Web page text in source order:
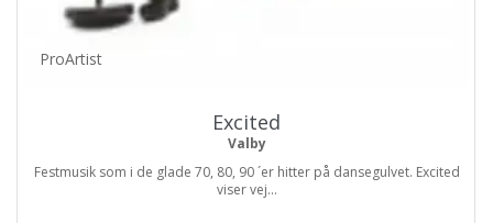
ProArtist
Excited
Valby
Festmusik som i de glade 70, 80, 90 ´er hitter på dansegulvet. Excited
viser vej...